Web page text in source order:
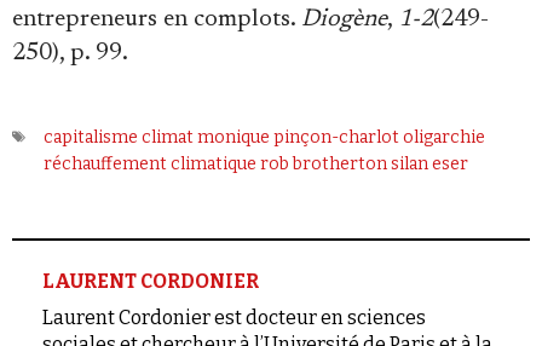
entrepreneurs en complots. Diogène, 1-2(249-
250), p. 99.
capitalisme climatmonique pinçon-charlotoligarchie
réchauffement climatique rob brothertonsilan eser
LAURENT CORDONIER
Laurent Cordonier est docteur en sciences